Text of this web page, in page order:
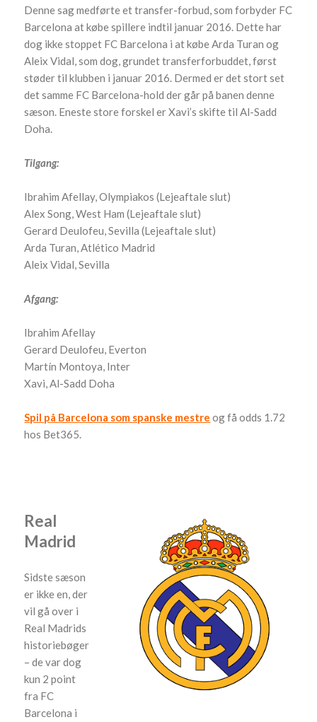
Denne sag medførte et transfer-forbud, som forbyder FC
Barcelona at købe spillere indtil januar 2016. Dette har
dog ikke stoppet FC Barcelona i at købe Arda Turan og
Aleix Vidal, som dog, grundet transferforbuddet, først
støder til klubben i januar 2016. Dermed er det stort set
det samme FC Barcelona-hold der går på banen denne
sæson. Eneste store forskel er Xavi’s skifte til Al-Sadd
Doha.
Tilgang:
Ibrahim Afellay, Olympiakos (Lejeaftale slut)
Alex Song, West Ham (Lejeaftale slut)
Gerard Deulofeu, Sevilla (Lejeaftale slut)
Arda Turan, Atlético Madrid
Aleix Vidal, Sevilla
Afgang:
Ibrahim Afellay
Gerard Deulofeu, Everton
Martín Montoya, Inter
Xavi, Al-Sadd Doha
Spil på Barcelona som spanske mestre og få odds 1.72
hos Bet365.
Real
Madrid
Sidste sæson
er ikke en, der
vil gå over i
Real Madrids
historiebøger
– de var dog
kun 2 point
fra FC
Barcelona i